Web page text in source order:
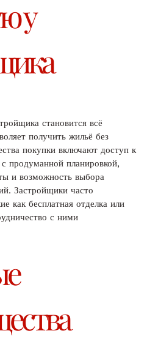
у
становится всё
получить жильё без
покупки включают доступ к
продуманной планировкой,
и возможность выбора
Застройщики часто
как бесплатная отделка или
с ними